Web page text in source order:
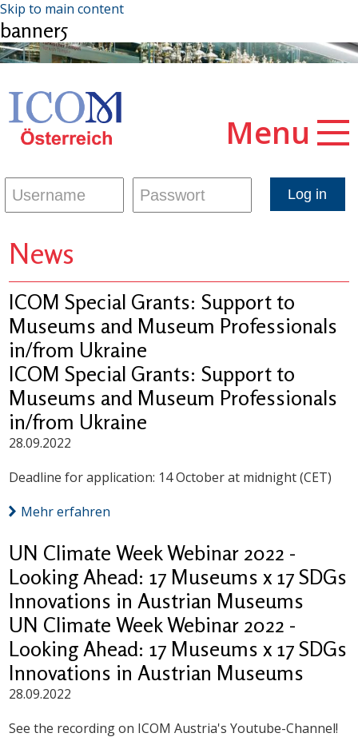
Skip to main content
banner5
Menu
News
ICOM Special Grants: Support to
Museums and Museum Professionals
in/from Ukraine
ICOM Special Grants: Support to
Museums and Museum Professionals
in/from Ukraine
28.09.2022
Deadline for application: 14 October at midnight (CET)
Mehr erfahren
UN Climate Week Webinar 2022 -
Looking Ahead: 17 Museums x 17 SDGs
Innovations in Austrian Museums
UN Climate Week Webinar 2022 -
Looking Ahead: 17 Museums x 17 SDGs
Innovations in Austrian Museums
28.09.2022
See the recording on ICOM Austria's Youtube-Channel!